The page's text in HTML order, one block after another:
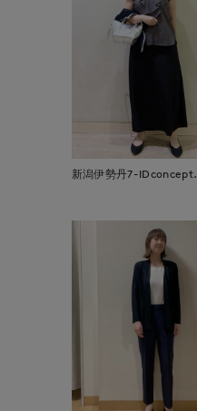
新潟伊勢丹7-IDconcept.